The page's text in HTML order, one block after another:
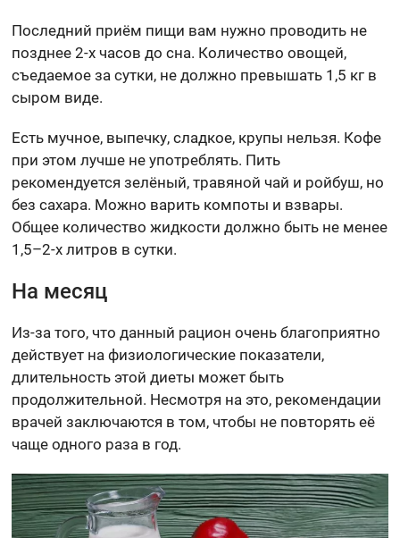
Последний приём пищи вам нужно проводить не
позднее 2-х часов до сна. Количество овощей,
съедаемое за сутки, не должно превышать 1,5 кг в
сыром виде.
Есть мучное, выпечку, сладкое, крупы нельзя. Кофе
при этом лучше не употреблять. Пить
рекомендуется зелёный, травяной чай и ройбуш, но
без сахара. Можно варить компоты и взвары.
Общее количество жидкости должно быть не менее
1,5–2-х литров в сутки.
На месяц
Из-за того, что данный рацион очень благоприятно
действует на физиологические показатели,
длительность этой диеты может быть
продолжительной. Несмотря на это, рекомендации
врачей заключаются в том, чтобы не повторять её
чаще одного раза в год.